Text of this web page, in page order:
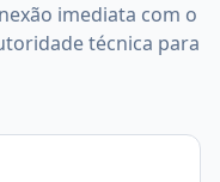
imediata com o
técnica para